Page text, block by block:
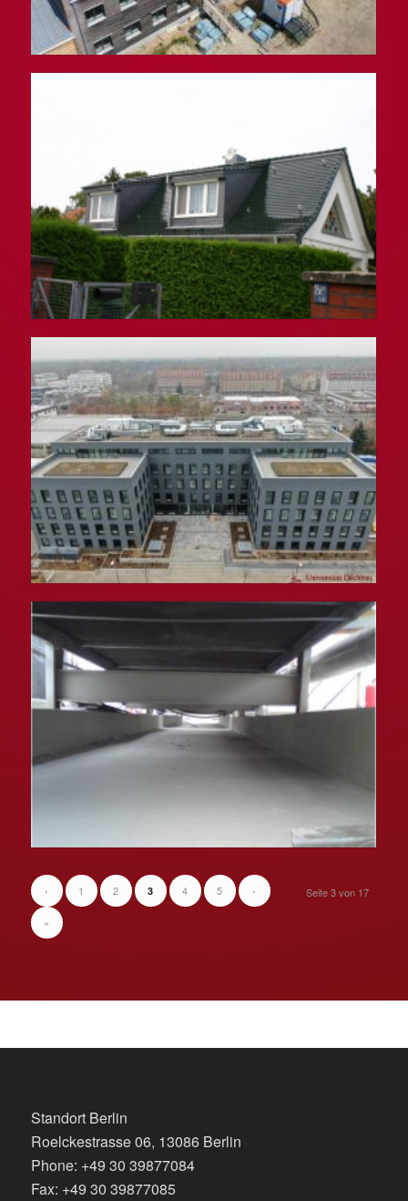
Seite 3 von 17
‹ 1 2 3 4 5 ›
»
Standort Berlin
Roelckestrasse 06, 13086 Berlin
Phone: +49 30 39877084
Fax: +49 30 39877085